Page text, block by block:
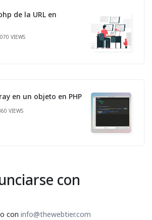
de la URL en
VIEWS
en un objeto en PHP
VIEWS
con
con info@thewebtier.com